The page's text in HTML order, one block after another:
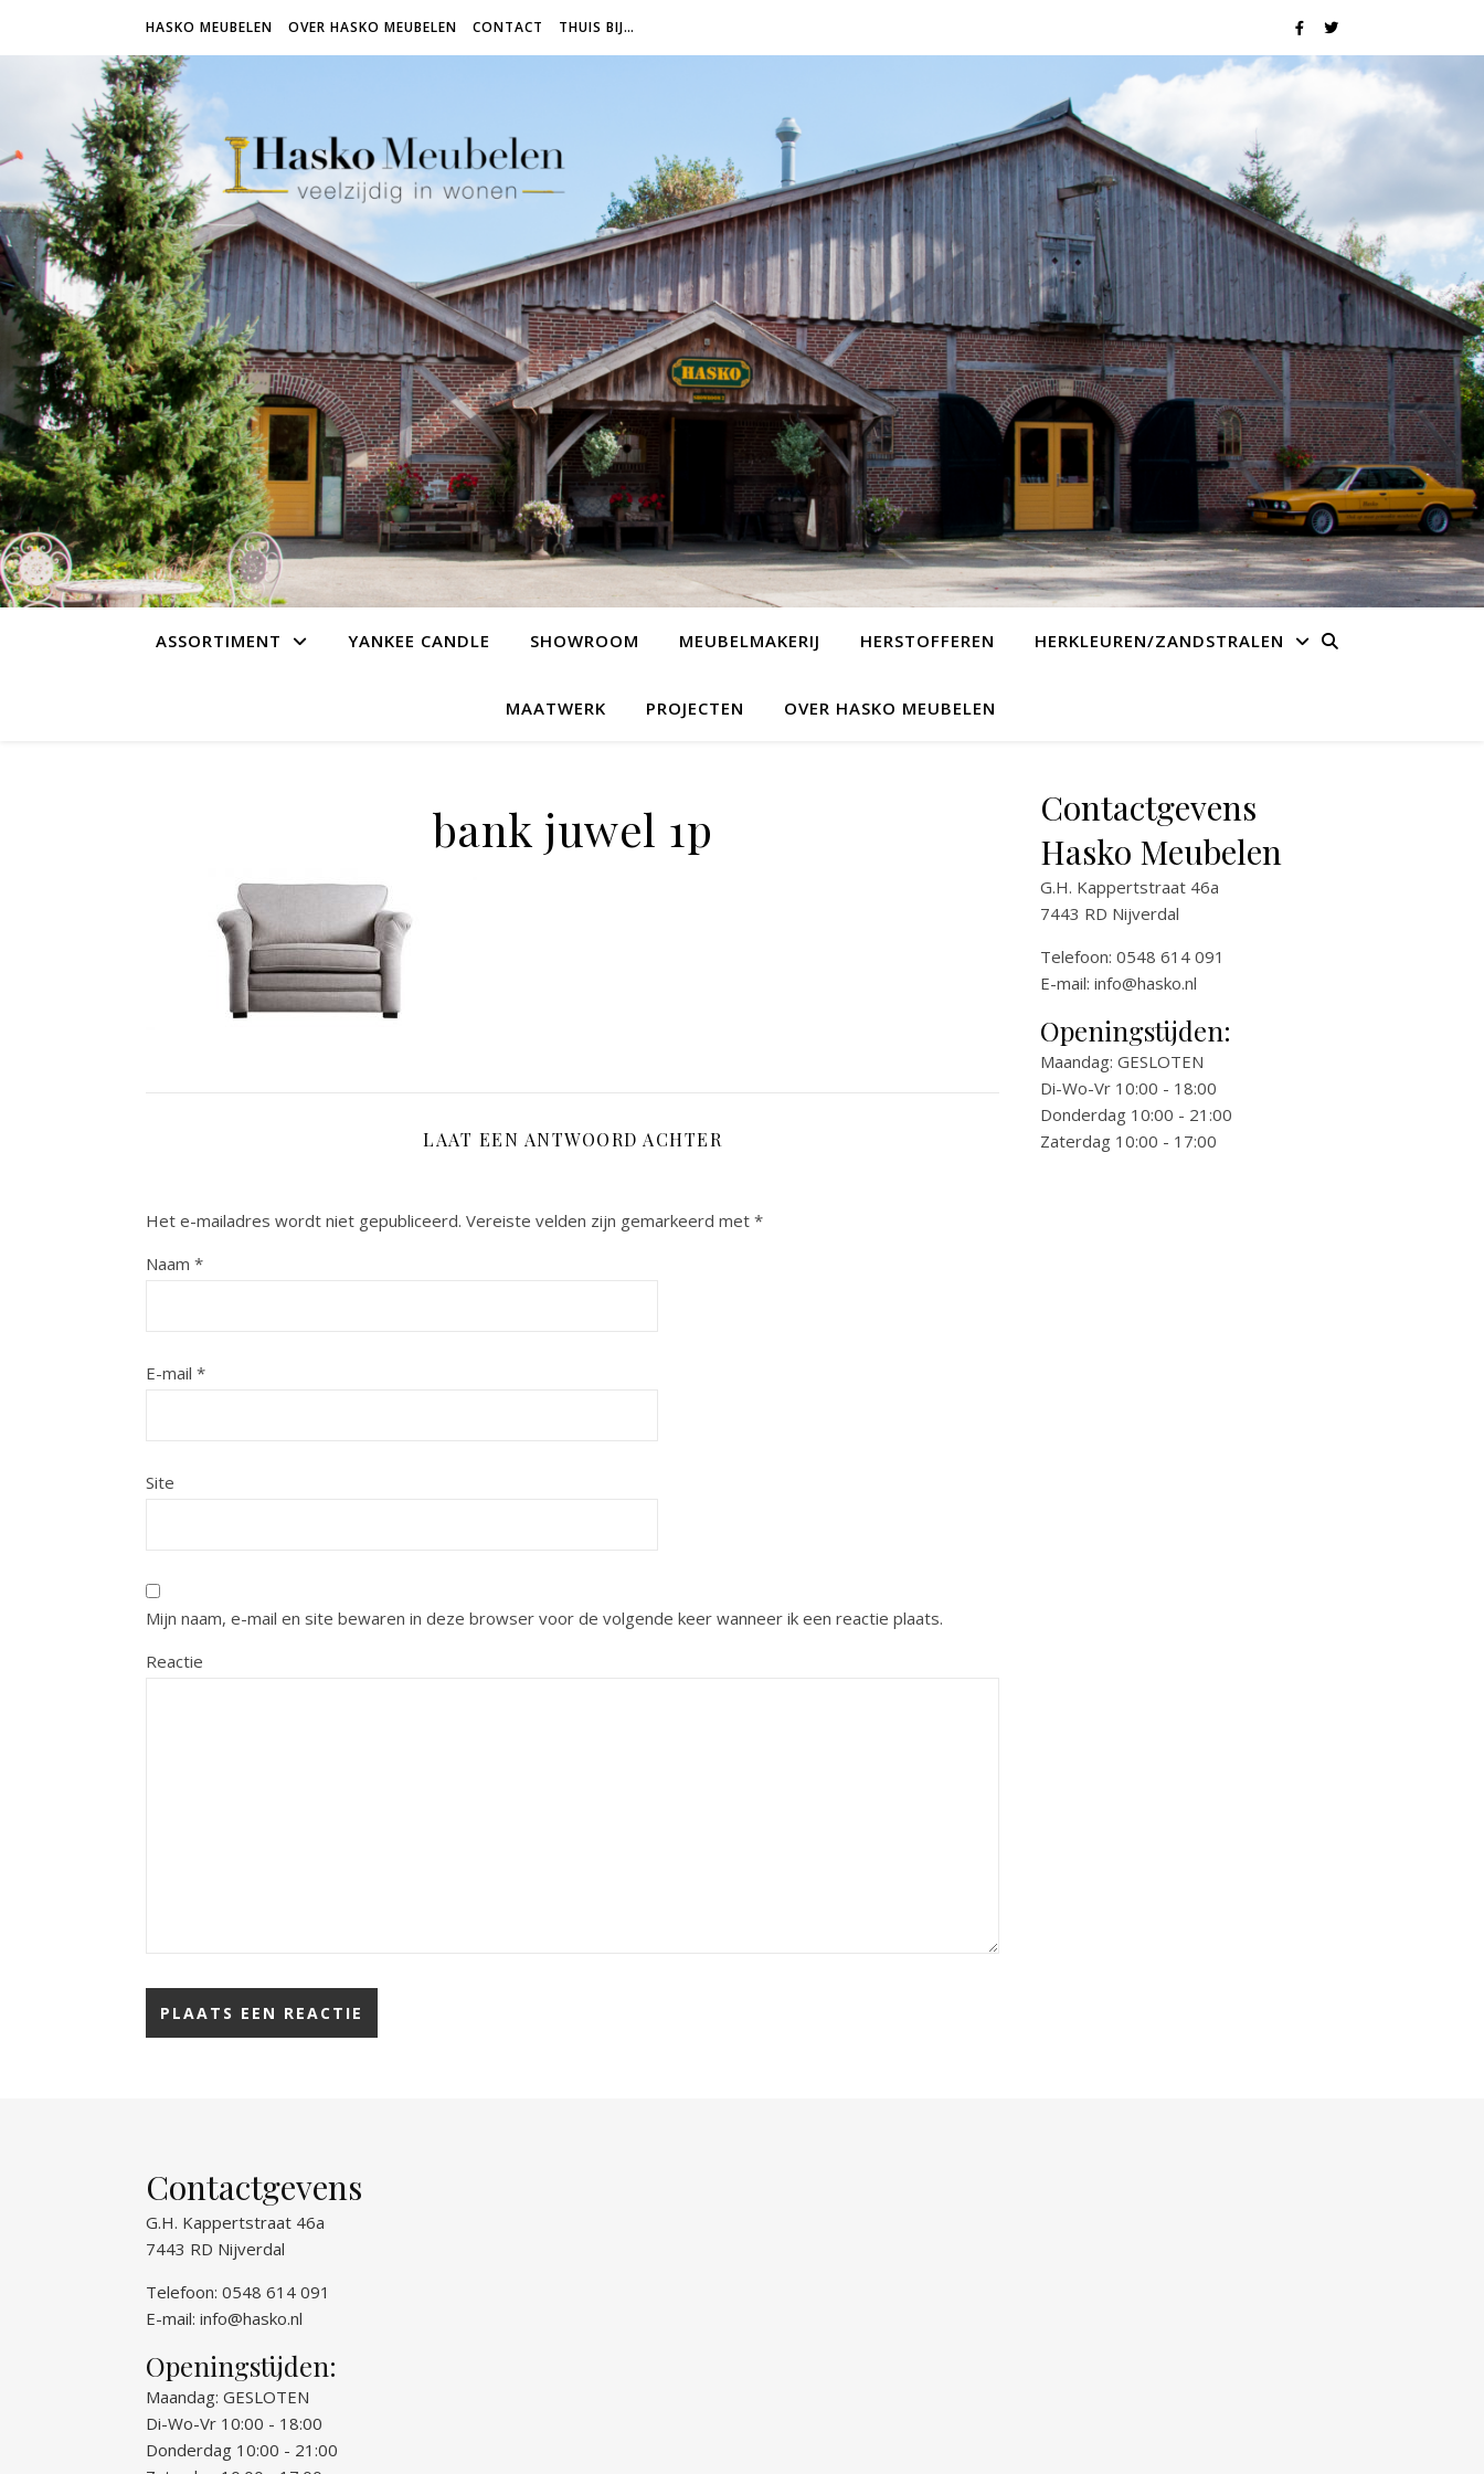
HASKO MEUBELEN OVER HASKO MEUBELEN CONTACT THUIS BIJ…
ASSORTIMENT YANKEE CANDLE SHOWROOM MEUBELMAKERIJ HERSTOFFEREN HERKLEUREN/ZANDSTRALEN
MAATWERK PROJECTEN OVER HASKO MEUBELEN
bank juwel 1p
LAAT EEN ANTWOORD ACHTER
Het e-mailadres wordt niet gepubliceerd. Vereiste velden zijn gemarkeerd met *
Naam *
E-mail *
Site
Mijn naam, e-mail en site bewaren in deze browser voor de volgende keer wanneer ik een reactie plaats.
Reactie
Contactgevens
Hasko Meubelen
G.H. Kappertstraat 46a
7443 RD Nijverdal
Telefoon: 0548 614 091
E-mail: info@hasko.nl
Openingstijden:
Maandag: GESLOTEN
Di-Wo-Vr 10:00 - 18:00
Donderdag 10:00 - 21:00
Zaterdag 10:00 - 17:00
Contactgevens
G.H. Kappertstraat 46a
7443 RD Nijverdal
Telefoon: 0548 614 091
E-mail: info@hasko.nl
Openingstijden:
Maandag: GESLOTEN
Di-Wo-Vr 10:00 - 18:00
Donderdag 10:00 - 21:00